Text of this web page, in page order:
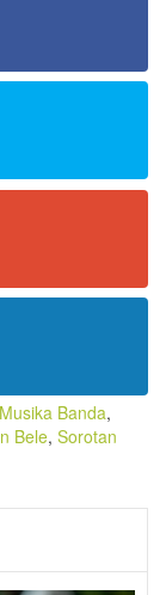
Banda,
Bele, Sorotan